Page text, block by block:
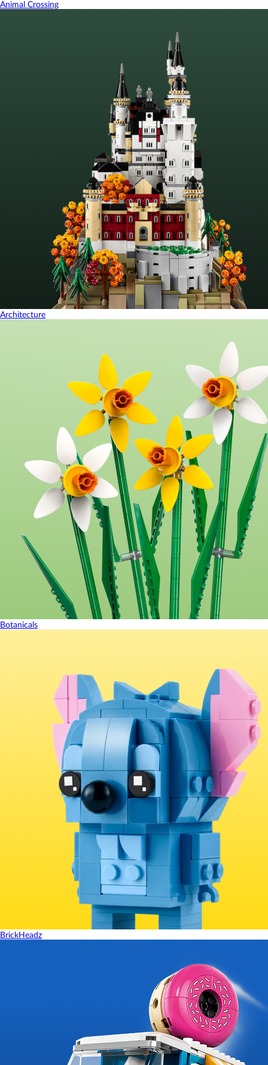
Animal Crossing
Architecture
Botanicals
BrickHeadz